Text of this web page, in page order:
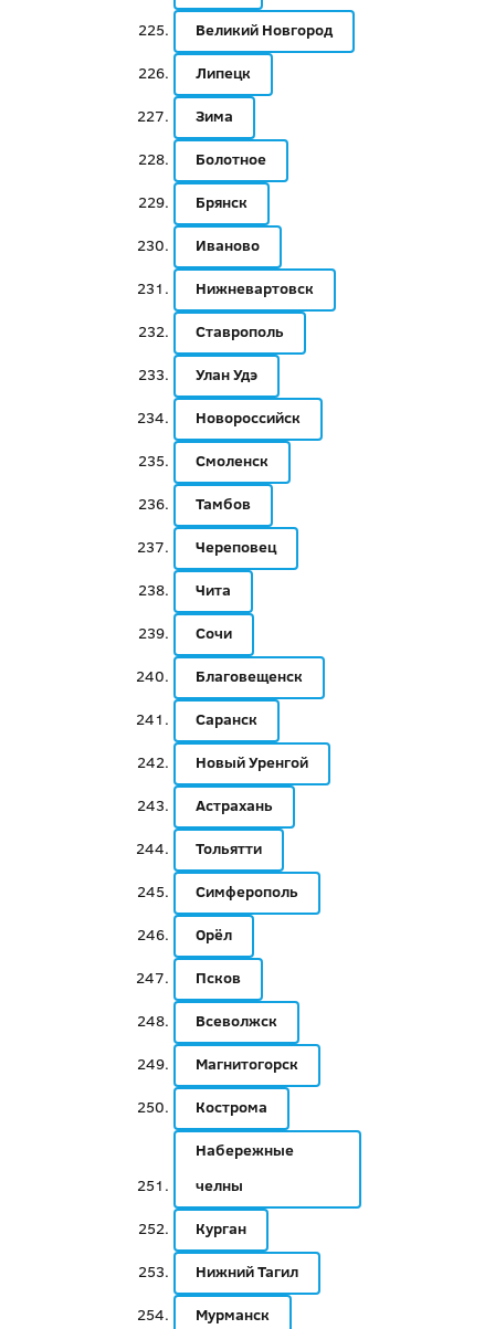
Великий Новгород
Липецк
Зима
Болотное
Брянск
Иваново
Нижневартовск
Ставрополь
Улан Удэ
Новороссийск
Смоленск
Тамбов
Череповец
Чита
Сочи
Благовещенск
Саранск
Новый Уренгой
Астрахань
Тольятти
Симферополь
Орёл
Псков
Всеволжск
Магнитогорск
Кострома
Набережные
челны
Курган
Нижний Тагил
Мурманск